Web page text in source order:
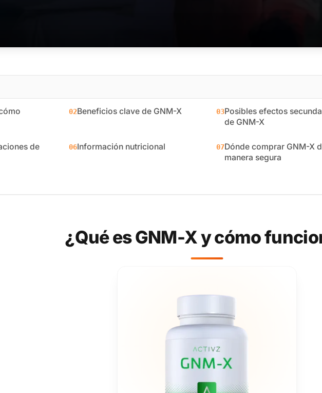
02Beneficios clave de GNM-X 03Posibles efectos
de GNM-X
de
06Información nutricional 07Dónde comprar GNM-X
manera segura
¿Qué es GNM-X y cómo